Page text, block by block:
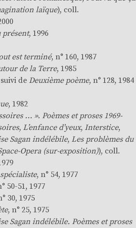
laïque), coll.
, 1996
est terminé, n° 160, 1987
de la Terre, 1985
de Deuxième poème, n° 128, 1984
, 1982
... ». Poèmes et proses 1969-
, L’enfance d’yeux, Interstice,
Sagan indélébile, Les problèmes du
Opera (sur-exposition)), coll.
, n° 54, 1977
50-51, 1977
30, 1975
, n° 25, 1975
Sagan indélébile. Poèmes et proses